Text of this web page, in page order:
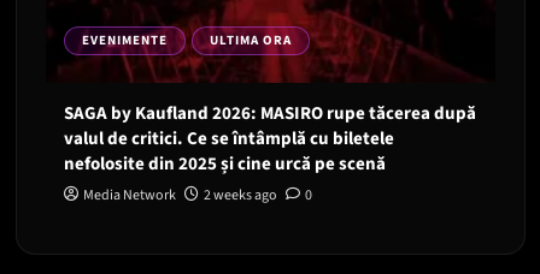
EVENIMENTE ULTIMA ORA
SAGA by Kaufland 2026: MASIRO rupe tăcerea după
valul de critici. Ce se întâmplă cu biletele
nefolosite din 2025 și cine urcă pe scenă
Media Network 2 weeks ago 0